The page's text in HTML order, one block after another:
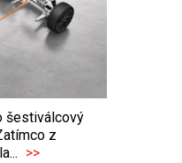
šestiválcový
z
>>